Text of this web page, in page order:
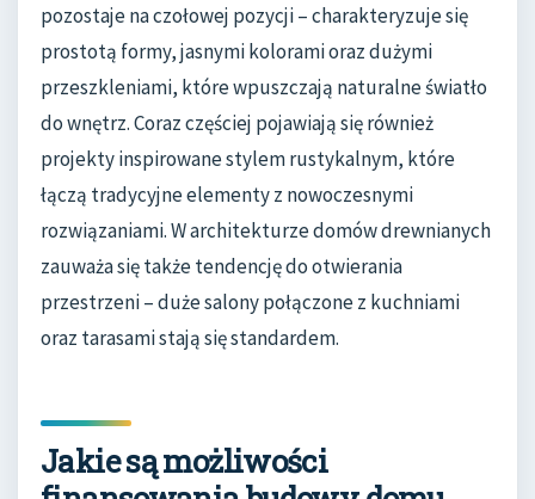
pozostaje na czołowej pozycji – charakteryzuje się
prostotą formy, jasnymi kolorami oraz dużymi
przeszkleniami, które wpuszczają naturalne światło
do wnętrz. Coraz częściej pojawiają się również
projekty inspirowane stylem rustykalnym, które
łączą tradycyjne elementy z nowoczesnymi
rozwiązaniami. W architekturze domów drewnianych
zauważa się także tendencję do otwierania
przestrzeni – duże salony połączone z kuchniami
oraz tarasami stają się standardem.
Jakie są możliwości